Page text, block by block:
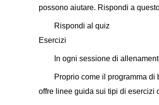
possono aiutare. Rispondi a
Rispondi al quiz
Esercizi
In ogni sessione di
Proprio come il programma
offre linee guida sui tipi di esercizi